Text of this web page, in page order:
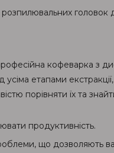
розпилювальних
кофеварка з
етапами
порівняти їх та
продуктивність.
що дозволяють